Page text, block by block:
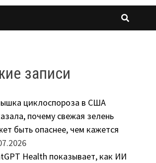
записи
циклоспороза в США
почему свежая зелень
быть опаснее, чем кажется
Health показывает, как ИИ